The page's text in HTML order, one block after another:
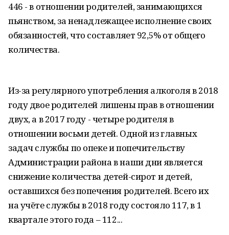
446 - в отношении родителей, занимающихся
пьянством, за ненадлежащее исполнение своих
обязанностей, что составляет 92,5% от общего
количества.
Из-за регулярного употребления алкоголя в 2018
году двое родителей лишены прав в отношении
двух, а в 2017 году - четыре родителя в
отношении восьми детей. Одной из главных
задач службы по опеке и попечительству
Администрации района в наши дни является
снижение количества детей-сирот и детей,
оставшихся без попечения родителей. Всего их
на учёте службы в 2018 году состояло 117, в 1
квартале этого года – 112...